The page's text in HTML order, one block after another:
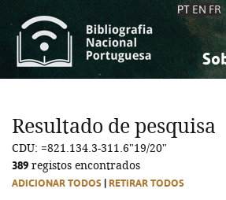
PT EN FR
Resultado de pesquisa
CDU: =821.134.3-311.6"19/20"
389 registos encontrados
ADICIONAR TODOS RETIRAR TODOS